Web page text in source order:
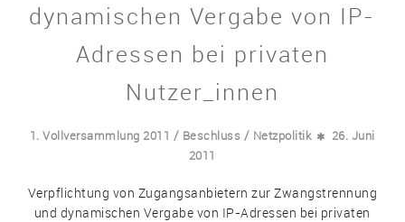
dynamischen Vergabe von IP-
Adressen bei privaten
Nutzer_innen
1. Vollversammlung 2011 / Beschluss / Netzpolitik
26. Juni
2011
Verpflichtung von Zugangsanbietern zur Zwangstrennung
und dynamischen Vergabe von IP-Adressen bei privaten